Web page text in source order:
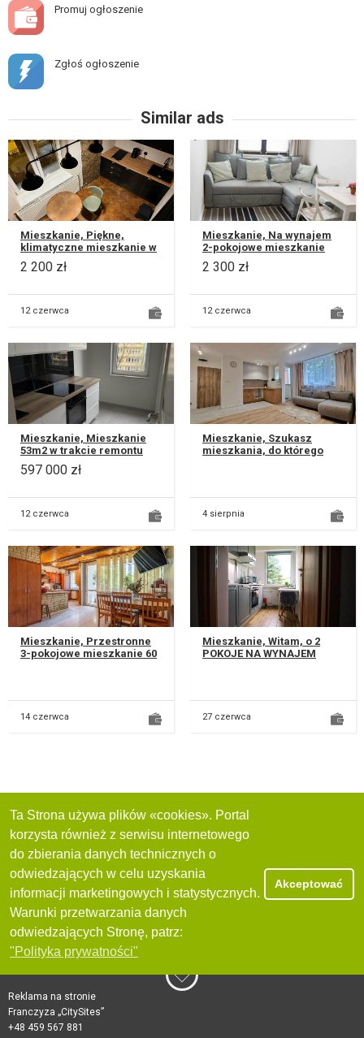
Promuj ogłoszenie
Zgłoś ogłoszenie
Similar ads
Mieszkanie, Piękne,
klimatyczne mieszkanie w
secesyjnej kamienicy
położonej w centrum
2 200 zł
12 czerwca
Mieszkanie, Na wynajem
2-pokojowe mieszkanie
położone na osiedlu
Koncertowa Dolina. W
2 300 zł
12 czerwca
Mieszkanie, Mieszkanie
53m2 w trakcie remontu
generalnego LSM ul B.
Chrobrego, w bloku nowe
597 000 zł
12 czerwca
Mieszkanie, Szukasz
mieszkania, do którego
4 sierpnia
Mieszkanie, Przestronne
3-pokojowe mieszkanie 60
14 czerwca
Mieszkanie, Witam, o 2
POKOJE NA WYNAJEM
27 czerwca
Ta Strona używa plików «cookies». Portal
korzysta również z serwisu internetowego
do zbierania danych technicznych o
odwiedzających w celu uzyskania
informacji marketingowych i statystycznych.
Warunki przetwarzania danych
odwiedzających Stronę, patrz:
"Polityka prywatności"
Akceptować
Reklama na stronie
Franczyza „CitySites”
+48 459 567 881